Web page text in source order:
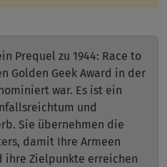
Prequel zu 1944: Race to
Golden Geek Award in der
war. Es ist ein
und
Sie übernehmen die
damit Ihre Armeen
ihre Zielpunkte erreichen